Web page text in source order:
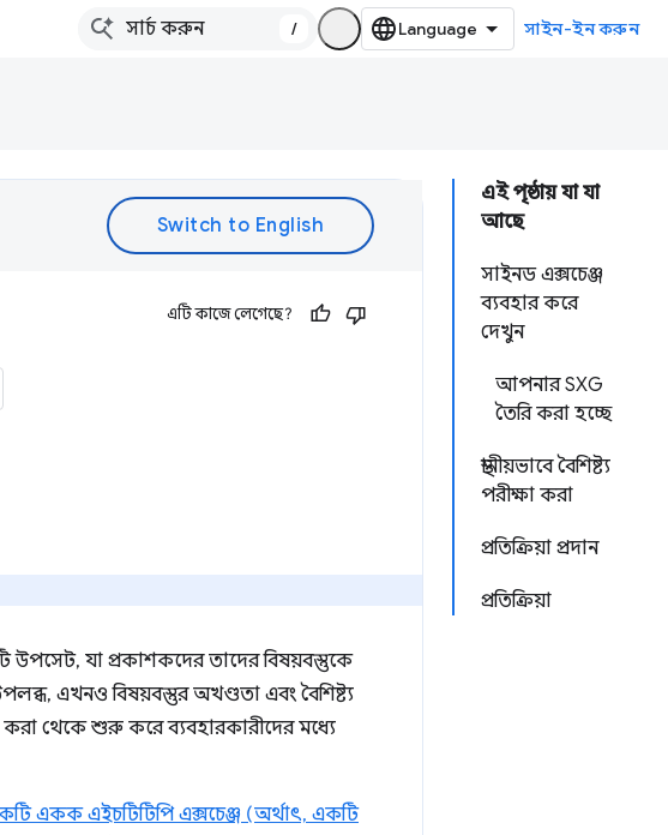
/ সাইন-ইন করুন
এই পৃষ্ঠায় যা যা
আছে
সাইনড এক্সচেঞ্জ
ব্যবহার করে
দেখুন
আপনার SXG
তৈরি করা হচ্ছে
স্থানীয়ভাবে বৈশিষ্ট্য
পরীক্ষা করা
প্রতিক্রিয়া প্রদান
প্রতিক্রিয়া
এটি কাজে লেগেছে?
উপসেট, যা প্রকাশকদের তাদের বিষয়বস্তুকে
এখনও বিষয়বস্তুর অখণ্ডতা এবং বৈশিষ্ট্য
করা থেকে শুরু করে ব্যবহারকারীদের মধ্যে
একক এইচটিটিপি এক্সচেঞ্জ (অর্থাৎ, একটি